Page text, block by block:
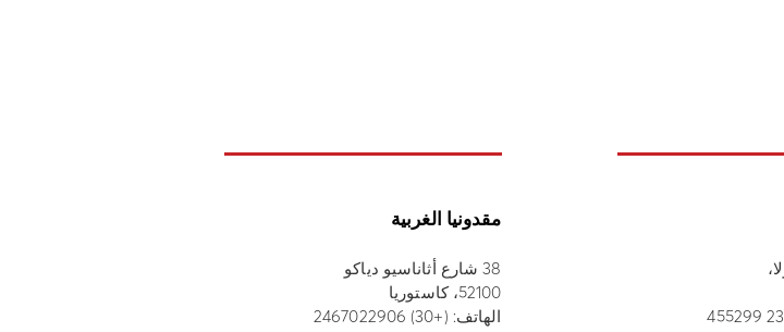
مقدونيا الغربية
38 شارع أثاناسيو دياكو
52100، كاستوريا
الهاتف: (+30) 2467022906